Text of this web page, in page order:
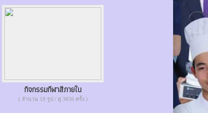
กิจกรรมกีฬาสีภายใน
( จำนวน 18 รูป / ดู 3856 ครั้ง )